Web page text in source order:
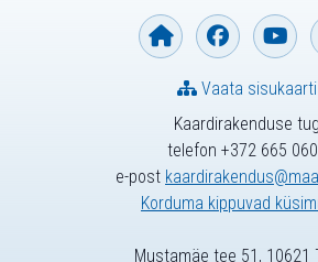
Kaardirakenduse
telefon +372 665
e-post
Korduma kippuvad
Vaata sisukaarti
Mustamäe tee 51, 10621